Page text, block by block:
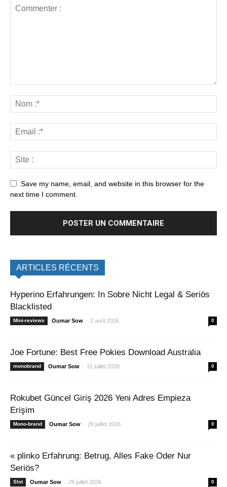
Save my name, email, and website in this browser for the
next time I comment.
ARTICLES RÉCENTS
Hyperino Erfahrungen: In Sobre Nicht Legal & Seriös
Blacklisted
Mini-reviews Oumar Sow - 2 août 2026 0
Joe Fortune: Best Free Pokies Download Australia
monobrand Oumar Sow - 31 juillet 2026 0
Rokubet Güncel Giriş 2026 Yeni Adres Empieza
Erişim
Mono-brand Oumar Sow - 29 juillet 2026 0
« plinko Erfahrung: Betrug, Alles Fake Oder Nur
Seriös?
Slot Oumar Sow - 29 juillet 2026 0